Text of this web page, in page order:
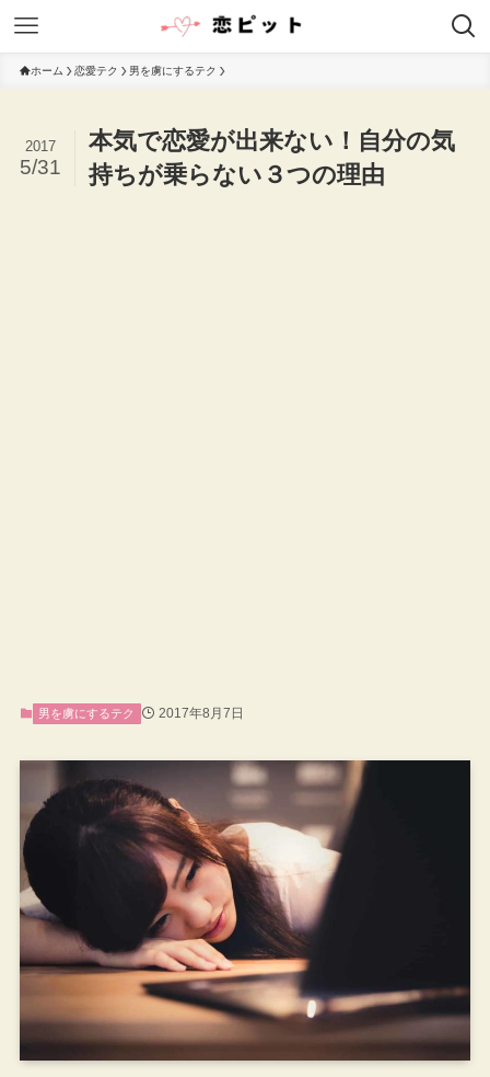
ホーム 恋愛テク 男を虜にするテク
本気で恋愛が出来ない！自分の気
持ちが乗らない３つの理由
2017
5/31
男を虜にするテク 2017年8月7日